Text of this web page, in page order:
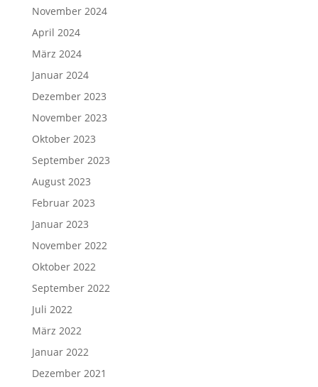
November 2024
April 2024
März 2024
Januar 2024
Dezember 2023
November 2023
Oktober 2023
September 2023
August 2023
Februar 2023
Januar 2023
November 2022
Oktober 2022
September 2022
Juli 2022
März 2022
Januar 2022
Dezember 2021